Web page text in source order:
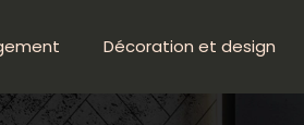
Décoration et design